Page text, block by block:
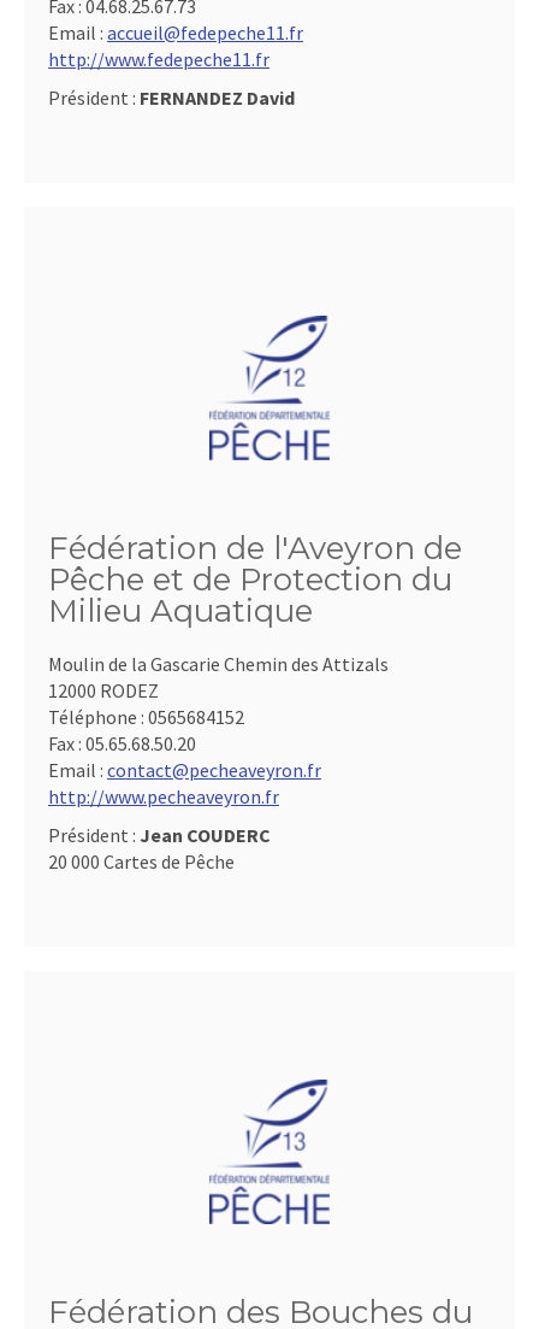
Fax : 04.68.25.67.73
Email : accueil@fedepeche11.fr
http://www.fedepeche11.fr
Président : FERNANDEZ David
Fédération de l'Aveyron de
Pêche et de Protection du
Milieu Aquatique
Moulin de la Gascarie Chemin des Attizals
12000 RODEZ
Téléphone : 0565684152
Fax : 05.65.68.50.20
Email : contact@pecheaveyron.fr
http://www.pecheaveyron.fr
Président : Jean COUDERC
20 000 Cartes de Pêche
Fédération des Bouches du